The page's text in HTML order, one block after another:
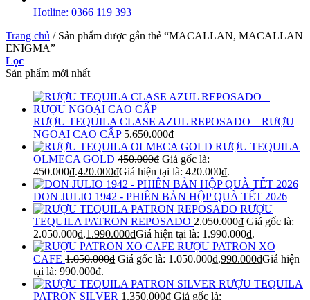
Hotline: 0366 119 393
Trang chủ /Sản phẩm được gắn thẻ “MACALLAN, MACALLAN
ENIGMA”
Lọc
Sản phẩm mới nhất
RƯỢU TEQUILA CLASE AZUL REPOSADO – RƯỢU
NGOẠI CAO CẤP 5.650.000₫
RƯỢU TEQUILA
OLMECA GOLD 450.000₫ Giá gốc là:
450.000₫.420.000₫Giá hiện tại là: 420.000₫.
DON JULIO 1942 - PHIÊN BẢN HỘP QUÀ TẾT 2026
RƯỢU
TEQUILA PATRON REPOSADO 2.050.000₫ Giá gốc là:
2.050.000₫.1.990.000₫Giá hiện tại là: 1.990.000₫.
RƯỢU PATRON XO
CAFE 1.050.000₫ Giá gốc là: 1.050.000₫.990.000₫Giá hiện
tại là: 990.000₫.
RƯỢU TEQUILA
PATRON SILVER 1.350.000₫ Giá gốc là: